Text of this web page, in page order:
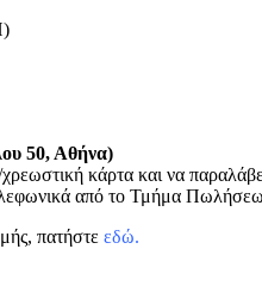
50, Αθήνα)
κάρτα και να
από το Τμήμα Πωλήσεων
πατήστε εδώ.